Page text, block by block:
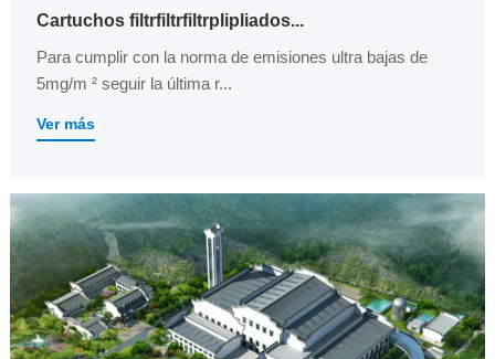
Cartuchos filtrfiltrfiltrplipliados...
Para cumplir con la norma de emisiones ultra bajas de
5mg/m ² seguir la última r...
Ver más